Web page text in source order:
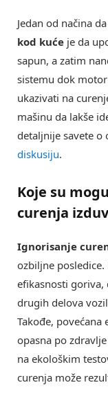
Jedan od načina da
kod kuće je da
sapun, a zatim
sistemu dok
ukazivati na
mašinu da lakše
detaljnije savete o
diskusiju.
Koje su
curenja
Ignorisanje
ozbiljne
efikasnosti goriva,
drugih delova
Takođe,
opasna po
na ekološkim
curenja može